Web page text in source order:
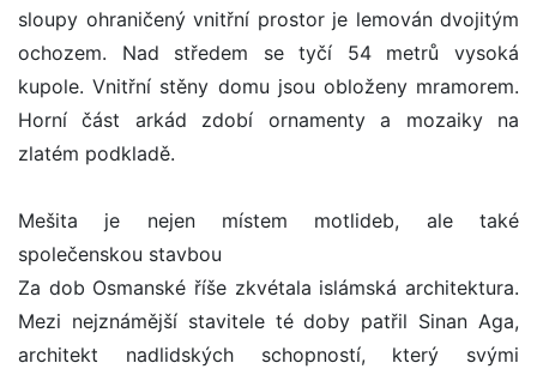
sloupy ohraničený vnitřní prostor je lemován dvojitým
ochozem. Nad středem se tyčí 54 metrů vysoká
kupole. Vnitřní stěny domu jsou obloženy mramorem.
Horní část arkád zdobí ornamenty a mozaiky na
zlatém podkladě.
Mešita je nejen místem motlideb, ale také
společenskou stavbou
Za dob Osmanské říše zkvétala islámská architektura.
Mezi nejznámější stavitele té doby patřil Sinan Aga,
architekt nadlidských schopností, který svými